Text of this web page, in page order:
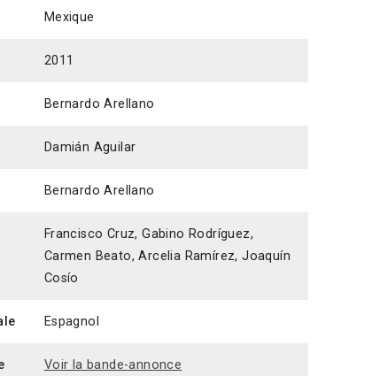
Mexique
2011
Bernardo Arellano
Damián Aguilar
Bernardo Arellano
Francisco Cruz, Gabino Rodríguez,
Carmen Beato, Arcelia Ramírez, Joaquín
Cosío
Espagnol
Voir la bande-annonce